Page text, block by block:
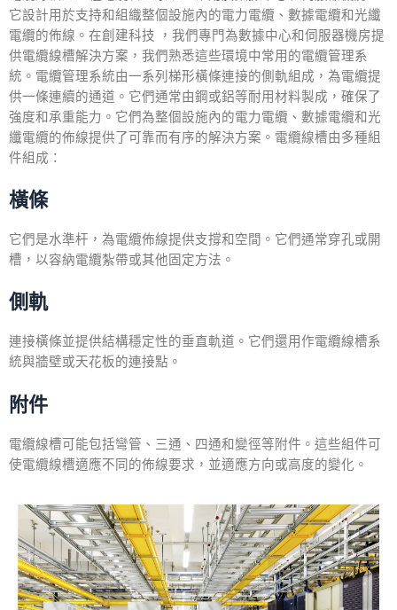
它設計用於支持和組織整個設施內的電力電纜、數據電纜和光纖
電纜的佈線。在創建科技 ，我們專門為數據中心和伺服器機房提
供電纜線槽解決方案，我們熟悉這些環境中常用的電纜管理系
統。電纜管理系統由一系列梯形橫條連接的側軌組成，為電纜提
供一條連續的通道。它們通常由鋼或鋁等耐用材料製成，確保了
強度和承重能力。它們為整個設施內的電力電纜、數據電纜和光
纖電纜的佈線提供了可靠而有序的解決方案。電纜線槽由多種組
件組成：
橫條
它們是水準杆，為電纜佈線提供支撐和空間。它們通常穿孔或開
槽，以容納電纜紮帶或其他固定方法。
側軌
連接橫條並提供結構穩定性的垂直軌道。它們還用作電纜線槽系
統與牆壁或天花板的連接點。
附件
電纜線槽可能包括彎管、三通、四通和變徑等附件。這些組件可
使電纜線槽適應不同的佈線要求，並適應方向或高度的變化。